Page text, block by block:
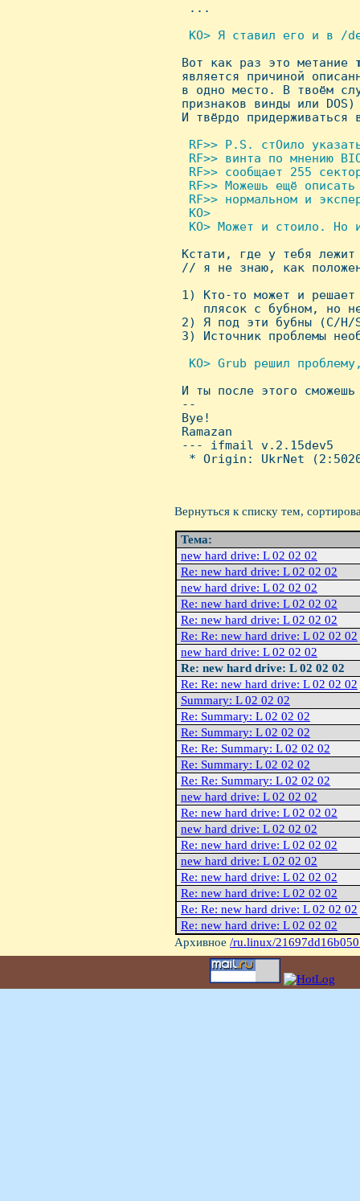
...
KO> Я ставил его и в /
Вот как раз это метание
является причиной
в одно место. В твоём
признаков винды или
И твёрдо
RF>> P.S. стОило
RF>> винта по мнению
RF>> сообщает 255
RF>> Можешь ещё
RF>> нормальном и
  KO>
KO> Может и стоило. Hо
Кстати, где у тебя
// я не знаю, как
1) Кто-то может и решает
плясок с бубном, но
2) Я под эти бубны (C/
3) Источник проблемы
KO> Grub решил
И ты после этого
--
Bye!
Ramazan
--- ifmail v.2.15dev5
* Origin: UkrNet
Вернуться к списку тем,
Тема:
new hard drive: L 02 02 02
Re: new hard drive: L 02 02 02
new hard drive: L 02 02 02
Re: new hard drive: L 02 02 02
Re: new hard drive: L 02 02 02
Re: Re: new hard drive: L 02 02 02
new hard drive: L 02 02 02
Re: new hard drive: L 02 02 02
Re: Re: new hard drive: L 02 02 02
Summary: L 02 02 02
Re: Summary: L 02 02 02
Re: Summary: L 02 02 02
Re: Re: Summary: L 02 02 02
Re: Summary: L 02 02 02
Re: Re: Summary: L 02 02 02
new hard drive: L 02 02 02
Re: new hard drive: L 02 02 02
new hard drive: L 02 02 02
Re: new hard drive: L 02 02 02
new hard drive: L 02 02 02
Re: new hard drive: L 02 02 02
Re: new hard drive: L 02 02 02
Re: Re: new hard drive: L 02 02 02
Re: new hard drive: L 02 02 02
Архивное /ru.linux/